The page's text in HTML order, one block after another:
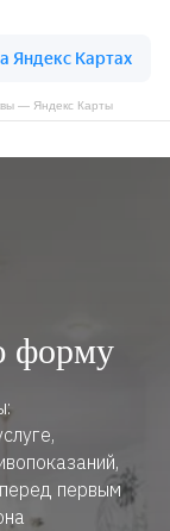
— Яндекс Карты
форму
первым